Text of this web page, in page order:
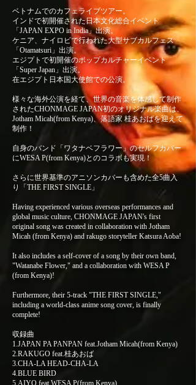
ベトナムでのカフェライブツアー。
インドで初開催された日本文化総合イベント
「JAPAN EXPO in India」出演。
ケニア、ナイロビで行われた大型サブカルフェス
「Otamatsuri」出演。
エジプトで初開催のポップカルチャーイベント
「Super Japan」出演。
在エジプト日本国大使館での公演。
様々な海外公演を経て、世界の音楽を体感して制作
されたCHONMAGE JAPAN初のオリジナル楽曲は、
Jotham Micah(from Kenya)、落語家 桂あおばを迎えて
制作！
自身のバンド「ワタナベフラワー」のセルフカバー
にWESA P(from Kenya)とのコラボも実現！
さらに世界基準のアニソンカバーも含めた全5曲入
り「THE FIRST SINGLE」
Having experienced various overseas performances and
global music culture, CHONMAGE JAPAN's first
original song was created in collaboration with Jotham
Micah (from Kenya) and rakugo storyteller Katsura Aoba!
It also includes a self-cover of a song by their own band,
"Watanabe Flower," and a collaboration with WESA P
(from Kenya)!
Furthermore, their 5-track "THE FIRST SINGLE,"
including a world-class anime song cover, is finally
complete!
収録曲
1.JAPAN PA PANPAN feat.Jotham Micah(from Kenya)
2.RAKUGO feat.桂あおば
3.CHA-LA HEAD-CHA-LA
4.BLUE BIRD
5.AIYO feat.WESA P(from Kenya)